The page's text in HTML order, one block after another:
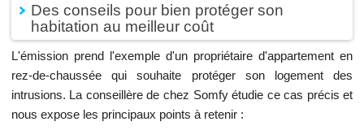
Des conseils pour bien protéger son
habitation au meilleur coût
L'émission prend l'exemple d'un propriétaire d'appartement en
rez-de-chaussée qui souhaite protéger son logement des
intrusions. La conseillère de chez Somfy étudie ce cas précis et
nous expose les principaux points à retenir :